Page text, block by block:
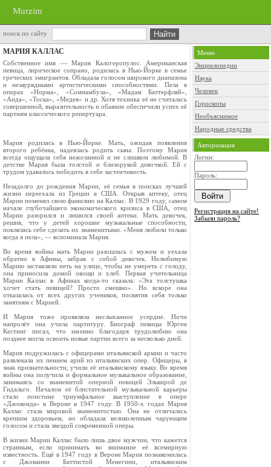
Murzim
поиск по сайту
МАРИЯ КАЛЛАС
Собственное имя — Мария Калогеропулос. Американская
певица, лирическое сопрано, родилась в Нью-Йорке в семье
греческих эмигрантов. Обладала голосом широкого диапазона
и незаурядными артистическими способностями. Пела в
операх «Норма», «Сомнамбула», «Мадам Баттерфляй»,
«Аида», «Тоска», «Медея» и др. Хотя техника её не считалась
совершенной, выразительность и обаяние обеспечили успех её
партиям классического репертуара.
Мария родилась в Нью-Йорке. Мать, ожидая появления
второго ребёнка, надеялась родить сына. Поэтому Мария
всегда ощущала себя нежеланной и не слишком любимой. В
детстве Мария была толстой и близорукой девочкой. Ей с
трудом удавалось победить в себе застенчивость.
Незадолго до рождения Марии, её семья в поисках лучшей
жизни переехала из Греции в США. Открыв аптеку, отец
Марии поменял свою фамилию на Каллас. В 1929 году, самом
начале глубочайшего экономического кризиса в США, отец
Марии разорился и лишился своей аптеки. Мать девочек,
решив, что у детей хорошие музыкальные способности,
поклялась себе сделать их знаменитыми. «Меня любили только
когда я пела», — вспоминала Мария.
Во время войны мать Марии разошлась с мужем и уехала
обратно в Афины, забрав с собой девочек. Нелюбимую
Марию заставляли петь на улице, чтобы не умереть с голоду,
она приносила домой овощи и хлеб. Первая учительница
Марии Каллас в Афинах когда-то сказала: «Эта толстушка
хочет стать певицей? Просто смешно». Но вскоре она
отказалась от всех других учеников, посвятив себя только
занятиям с Марией.
И Мария тоже проявляла неслыханное усердие. Ночи
напролёт она учила партитуру. Биограф певицы Юрген
Кестинг писал, что именно благодаря трудолюбию она
позднее могла освоить новые партии всего за несколько дней.
Мария подружилась с офицерами итальянской армии и часто
развлекала их пением арий из итальянских опер. Офицеры, в
знак признательности, учили её итальянскому языку. Во время
войны она получила и формальное музыкальное образование,
занимаясь со знаменитой оперной певицей Эльвирой де
Гидальго. Началом её блистательной музыкальной карьеры
стало поистине триумфальное выступление в опере
«Джоконда» в Вероне в 1947 году. В 1950-х годах Мария
Каллас стала мировой знаменитостью. Она не отличалась
крепким здоровьем, но обладала великолепным чарующим
голосом и стала звездой современной оперы.
В жизни Марии Каллас было лишь двое мужчин, что кажется
странным, если принимать во внимание её всемирную
известность. Ещё в 1947 году в Вероне Мария познакомилась
с Джованни Баттистой Менегини, итальянским
Меню
Энциклопедии
Наука
Человек
Гороскопы
Необъяснимое
Народные средства
Авторизация
Логин:
Пароль:
Регистрация на сайте!
Забыли пароль?